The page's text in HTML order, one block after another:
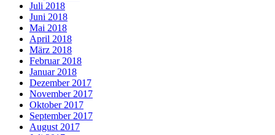
Juli 2018
Juni 2018
Mai 2018
April 2018
März 2018
Februar 2018
Januar 2018
Dezember 2017
November 2017
Oktober 2017
September 2017
August 2017